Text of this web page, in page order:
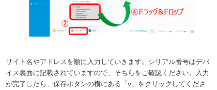
サイト名やアドレスを順に入力していきます。シリアル番号はデバ
イス裏面に記載されていますので、そちらをご確認ください。入力
が完了したら、保存ボタンの横にある「v」をクリックしてくださ